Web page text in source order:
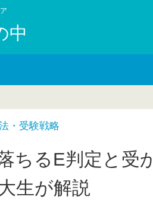
中
・受験戦略
落ちるE判定と
生が解説